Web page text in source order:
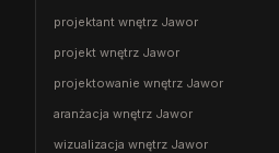
projektant wnętrz Jawor
projekt wnętrz Jawor
projektowanie wnętrz Jawor
aranżacja wnętrz Jawor
wizualizacja wnętrz Jawor